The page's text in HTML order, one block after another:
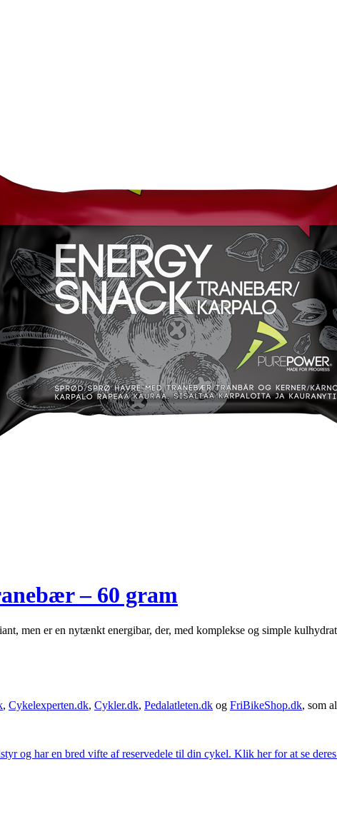
– 60 gram
men er en nytænkt energibar, der, med komplekse og simple
, Cykelexperten.dk, Cykler.dk, Pedalatleten.dk og FriBikeShop.dk, som
og har en bred vifte af reservedele til din cykel. Klik her for at se